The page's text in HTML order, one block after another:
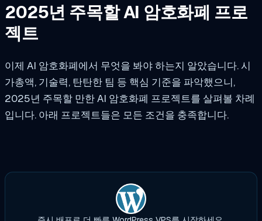
2025년 주목할 AI 암호화폐 프로
젝트
이제 AI 암호화폐에서 무엇을 봐야 하는지 알았습니다. 시
가총액, 기술력, 탄탄한 팀 등 핵심 기준을 파악했으니,
2025년 주목할 만한 AI 암호화폐 프로젝트를 살펴볼 차례
입니다. 아래 프로젝트들은 모든 조건을 충족합니다.